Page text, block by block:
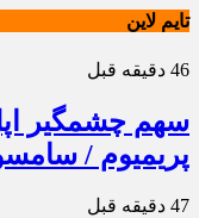
تایم لاین
46 دقیقه قبل
سهم چشمگیر
پریمیوم /
47 دقیقه قبل